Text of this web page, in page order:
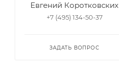
Евгений Коротковских
+7 (495) 134-50-37
ЗАДАТЬ ВОПРОС